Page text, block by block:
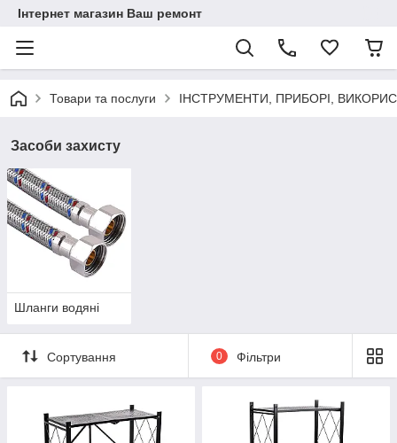
Інтернет магазин Ваш ремонт
Товари та послуги ІНСТРУМЕНТИ, ПРИБОРІ,
Засоби захисту
Шланги водяні
Сортування 0 Фільтри